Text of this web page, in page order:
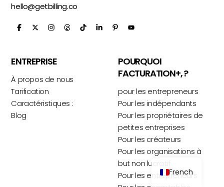
hello@getbilling.co
ENTREPRISE
À propos de nous
Tarification
Caractéristiques :
Blog
POURQUOI
FACTURATION+, ?
pour les entrepreneurs
Pour les indépendants
Pour les propriétaires de
petites entreprises
Pour les créateurs
Pour les organisations à
but non lucratif
Pour les entrepreneurs
French